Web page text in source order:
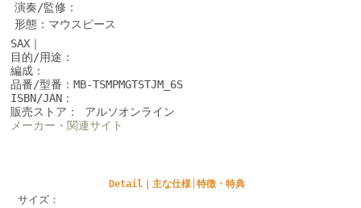
演奏/監修：
形態：マウスピース
SAX｜
目的/用途：
編成：
品番/型番：MB-TSMPMGTSTJM_6S
ISBN/JAN：
販売ストア： アルソオンライン
メーカー・関連サイト
Detail｜主な仕様│特徴・特典
サイズ：